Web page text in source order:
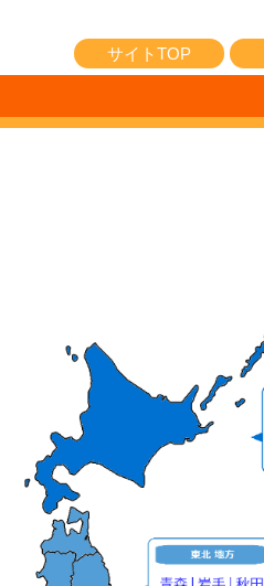
サイトTOP